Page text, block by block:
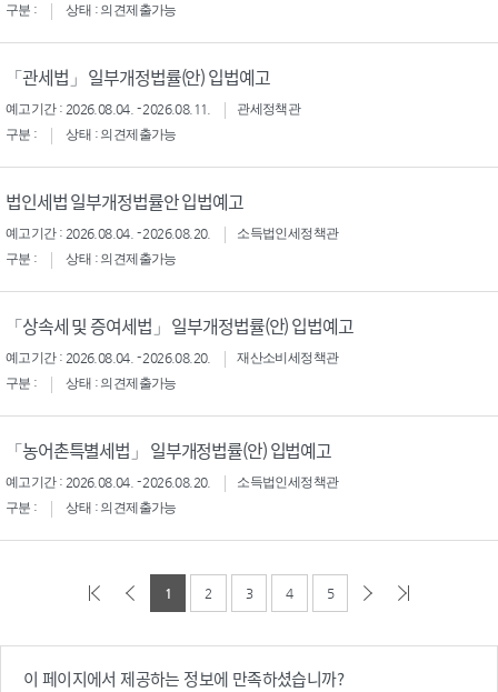
구분 :
상태 : 의견제출가능
「관세법」 일부개정법률(안) 입법예고
예고기간 : 2026.08.04. - 2026.08.11.
관세정책관
구분 :
상태 : 의견제출가능
법인세법 일부개정법률안 입법예고
예고기간 : 2026.08.04. - 2026.08.20.
소득법인세정책관
구분 :
상태 : 의견제출가능
「상속세 및 증여세법」 일부개정법률(안) 입법예고
예고기간 : 2026.08.04. - 2026.08.20.
재산소비세정책관
구분 :
상태 : 의견제출가능
「농어촌특별세법」 일부개정법률(안) 입법예고
예고기간 : 2026.08.04. - 2026.08.20.
소득법인세정책관
구분 :
상태 : 의견제출가능
1 2 3 4 5
이 페이지에서 제공하는 정보에 만족하셨습니까?